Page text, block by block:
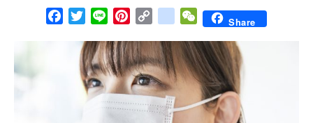
Facebook
TwitterLine PinterestCopy Linkgoogle_bookmarks
WeChatShare